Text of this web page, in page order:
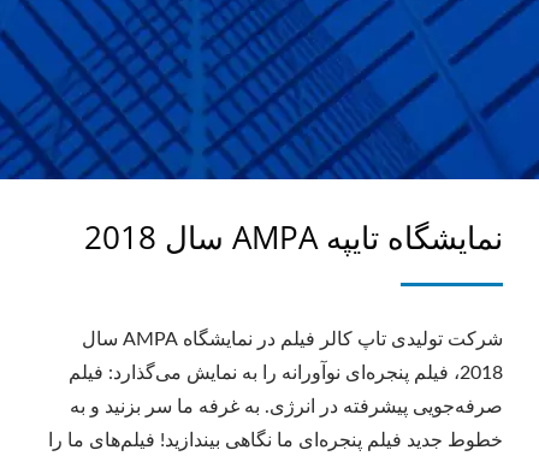
نمایشگاه تایپه AMPA سال 2018
شرکت تولیدی تاپ کالر فیلم در نمایشگاه AMPA سال
2018، فیلم پنجره‌ای نوآورانه را به نمایش می‌گذارد: فیلم
صرفه‌جویی پیشرفته در انرژی. به غرفه ما سر بزنید و به
خطوط جدید فیلم پنجره‌ای ما نگاهی بیندازید! فیلم‌های ما را